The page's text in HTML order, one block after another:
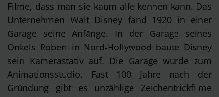
Filme, dass man sie kaum alle kennen kann. Das
Unternehmen Walt Disney fand 1920 in einer
Garage seine Anfänge. In der Garage seines
Onkels Robert in Nord-Hollywood baute Disney
sein Kamerastativ auf. Die Garage wurde zum
Animationsstudio. Fast 100 Jahre nach der
Gründung gibt es unzählige Zeichentrickfilme